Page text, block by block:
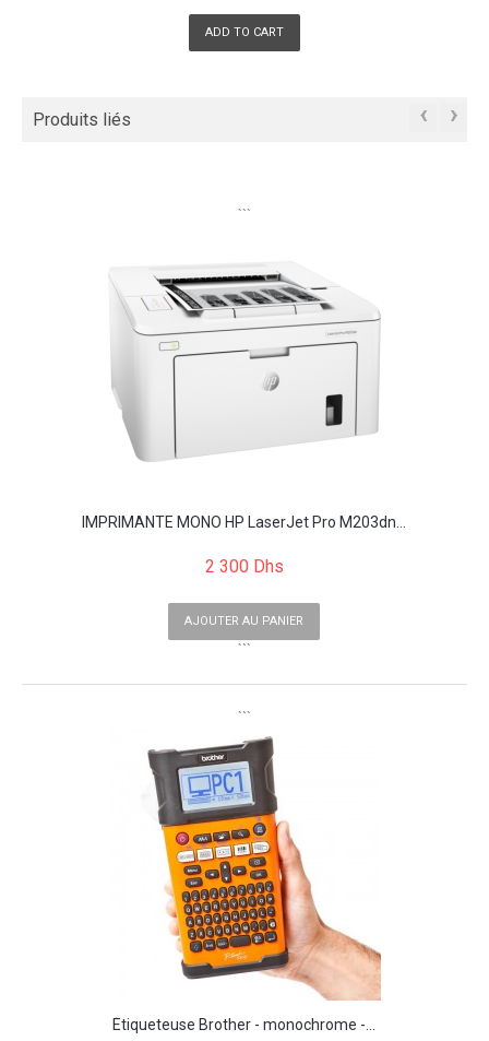
ADD TO CART
Produits liés ‹ ›
```
IMPRIMANTE MONO HP LaserJet Pro M203dn...
2 300 Dhs
AJOUTER AU PANIER
```
```
Étiqueteuse Brother - monochrome -...